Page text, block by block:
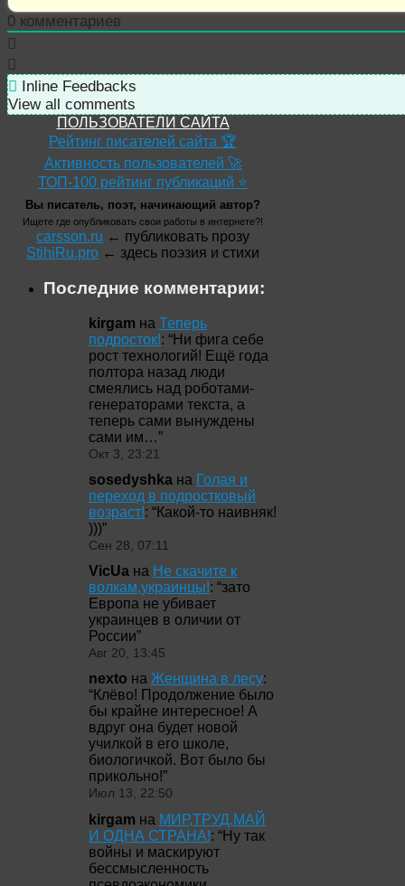
0 комментариев
Inline Feedbacks
View all comments
ПОЛЬЗОВАТЕЛИ САЙТА
Рейтинг писателей сайта 🏆
Активность пользователей 🚀
ТОП-100 рейтинг публикаций ⭐
Вы писатель, поэт, начинающий автор?
Ищете где опубликовать свои работы в интернете?!
carsson.ru ← публиковать прозу
StihiRu.pro ← здесь поэзия и стихи
Последние комментарии:
kirgam на Теперь
подросток!: “Ни фига себе
рост технологий! Ещё года
полтора назад люди
смеялись над роботами-
генераторами текста, а
теперь сами вынуждены
сами им…”
Окт 3, 23:21
sosedyshka на Голая и
переход в подростковый
возраст!: “Какой-то наивняк!
)))”
Сен 28, 07:11
VicUa на Не скачите к
волкам,украинцы!: “зато
Европа не убивает
украинцев в оличии от
России”
Авг 20, 13:45
nexto на Женщина в лесу:
“Клёво! Продолжение было
бы крайне интересное! А
вдруг она будет новой
училкой в его школе,
биологичкой. Вот было бы
прикольно!”
Июл 13, 22:50
kirgam на МИР,ТРУД,МАЙ
И ОДНА СТРАНА!: “Ну так
войны и маскируют
бессмысленность